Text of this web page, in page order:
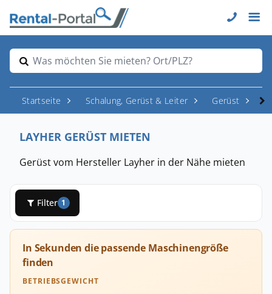
Was möchten Sie mieten? Ort/PLZ?
Startseite Schalung, Gerüst & Leiter Gerüst
LAYHER GERÜST MIETEN
Gerüst vom Hersteller Layher in der Nähe mieten
Filter 1
In Sekunden die passende Maschinengröße
finden
BETRIEBSGEWICHT